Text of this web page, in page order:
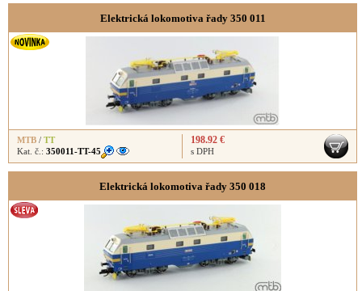
Elektrická lokomotiva řady 350 011
MTB / TT
Kat. č.: 350011-TT-45
198.92 €
s DPH
Elektrická lokomotiva řady 350 018